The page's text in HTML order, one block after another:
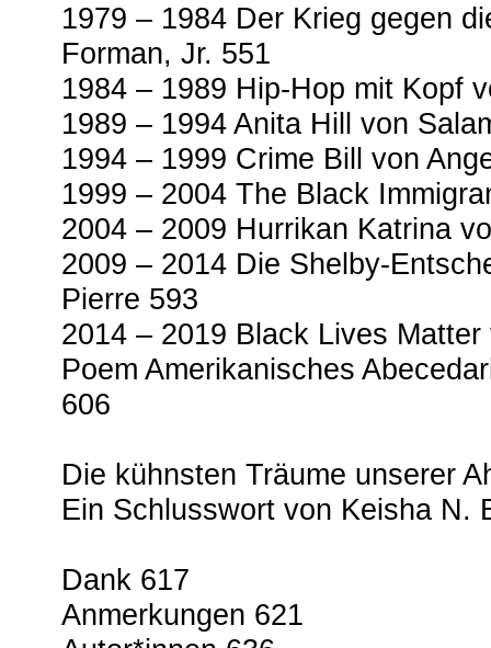
1979 – 1984 Der Krieg gegen
Forman, Jr. 551
1984 – 1989 Hip-Hop mit Kopf
1989 – 1994 Anita Hill von
1994 – 1999 Crime Bill von
1999 – 2004 The Black
2004 – 2009 Hurrikan Katrina
2009 – 2014 Die Shelby-
Pierre 593
2014 – 2019 Black Lives
Poem Amerikanisches
606
Die kühnsten Träume unserer
Ein Schlusswort von Keisha N.
Dank 617
Anmerkungen 621